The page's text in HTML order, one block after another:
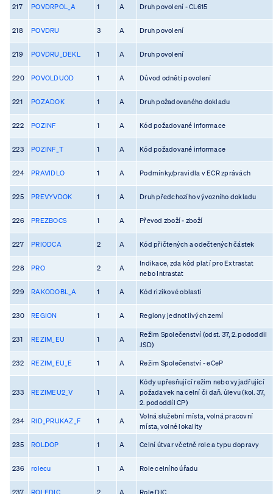
217 POVDRPOL_A 1 A Druh povolení - CL615
218 POVDRU 3 A Druh povolení
219 POVDRU_DEKL 1 A Druh povolení
220 POVOLDUOD 1 A Důvod odnětí povolení
221 POZADOK 1 A Druh požadovaného dokladu
222 POZINF 1 A Kód požadované informace
223 POZINF_T 1 A Kód požadované informace
224 PRAVIDLO 1 A Podmínky/pravidla v ECR zprávách
225 PREVYVDOK 1 A Druh předchozího vývozního dokladu
226 PREZBOCS 1 A Převod zboží - zboží
227 PRIODCA 2 A Kód přičtených a odečtených částek
228 PRO 2 A
Indikace, zda kód platí pro Extrastat
nebo Intrastat
229 RAKODOBL_A 1 A Kód rizikové oblasti
230 REGION 1 A Regiony jednotlivých zemí
231 REZIM_EU 1 A
Režim Společenství (odst. 37, 2. pododdil
JSD)
232 REZIM_EU_E 1 A Režim Společenství - eCeP
233 REZIMEU2_V 1 A
Kódy upřesňující režim nebo vyjadřující
požadavek na celní či daň. úlevu (kol. 37,
2. pododdíl CP)
234 RID_PRUKAZ_F 1 A
Volná služební místa, volná pracovní
místa, volné lokality
235 ROLDOP 1 A Celní útvar včetně role a typu dopravy
236 rolecu 1 A Role celního úřadu
237 ROLEDIC 2 A Role DIC